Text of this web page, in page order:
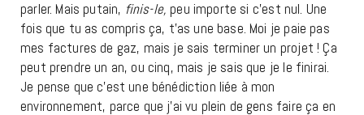
parler. Mais putain, finis-le, peu importe si c’est nul. Une
fois que tu as compris ça, t’as une base. Moi je paie pas
mes factures de gaz, mais je sais terminer un projet ! Ça
peut prendre un an, ou cinq, mais je sais que je le finirai.
Je pense que c’est une bénédiction liée à mon
environnement, parce que j’ai vu plein de gens faire ça en